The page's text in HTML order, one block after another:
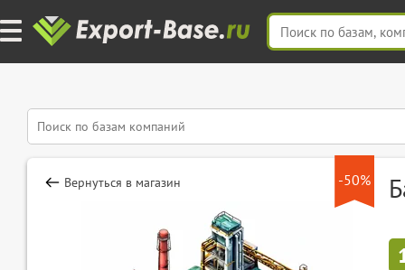
-50%
Вернуться в магазин